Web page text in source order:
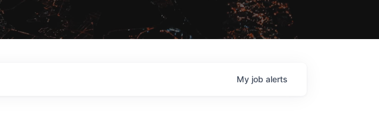
My job alerts